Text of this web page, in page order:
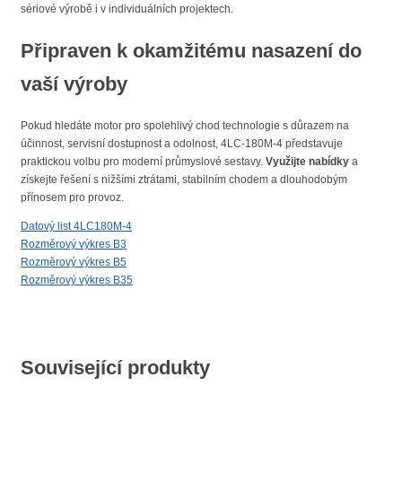
sériové výrobě i v individuálních projektech.
Připraven k okamžitému nasazení do
vaší výroby
Pokud hledáte motor pro spolehlivý chod technologie s důrazem na
účinnost, servisní dostupnost a odolnost, 4LC-180M-4 představuje
praktickou volbu pro moderní průmyslové sestavy. Využijte nabídky a
získejte řešení s nižšími ztrátami, stabilním chodem a dlouhodobým
přínosem pro provoz.
Datový list 4LC180M-4
Rozměrový výkres B3
Rozměrový výkres B5
Rozměrový výkres B35
Související produkty